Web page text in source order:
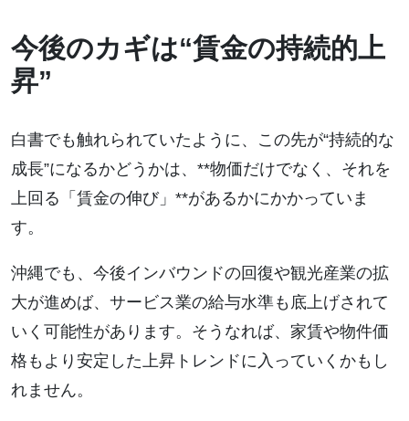
今後のカギは“賃金の持続的上
昇”
白書でも触れられていたように、この先が“持続的な
成長”になるかどうかは、**物価だけでなく、それを
上回る「賃金の伸び」**があるかにかかっていま
す。
沖縄でも、今後インバウンドの回復や観光産業の拡
大が進めば、サービス業の給与水準も底上げされて
いく可能性があります。そうなれば、家賃や物件価
格もより安定した上昇トレンドに入っていくかもし
れません。